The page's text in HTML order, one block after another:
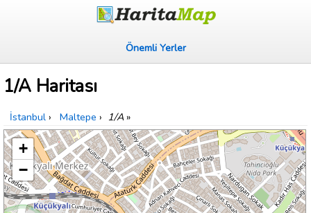
Önemli Yerler
1/A Haritası
İstanbul › Maltepe › 1/A »
+
−